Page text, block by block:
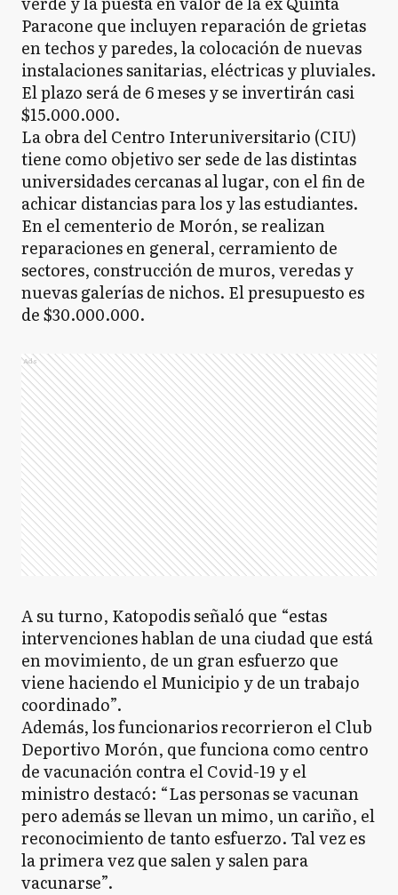
Paracone que incluyen reparación de grietas
en techos y paredes, la colocación de nuevas
instalaciones sanitarias, eléctricas y pluviales.
El plazo será de 6 meses y se invertirán casi
$15.000.000.
La obra del Centro Interuniversitario (CIU)
tiene como objetivo ser sede de las distintas
universidades cercanas al lugar, con el fin de
achicar distancias para los y las estudiantes.
En el cementerio de Morón, se realizan
reparaciones en general, cerramiento de
sectores, construcción de muros, veredas y
nuevas galerías de nichos. El presupuesto es
de $30.000.000.
Ads
A su turno, Katopodis señaló que “estas
intervenciones hablan de una ciudad que está
en movimiento, de un gran esfuerzo que
viene haciendo el Municipio y de un trabajo
coordinado”.
Además, los funcionarios recorrieron el Club
Deportivo Morón, que funciona como centro
de vacunación contra el Covid-19 y el
ministro destacó: “Las personas se vacunan
pero además se llevan un mimo, un cariño, el
reconocimiento de tanto esfuerzo. Tal vez es
la primera vez que salen y salen para
vacunarse”.